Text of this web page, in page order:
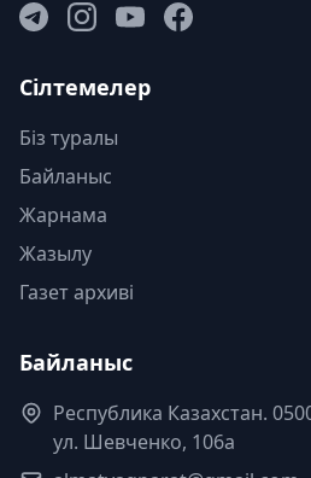
Сілтемелер
Біз туралы
Байланыс
Жарнама
Жазылу
Газет архиві
Байланыс
Республика Казахстан.
ул. Шевченко, 106а